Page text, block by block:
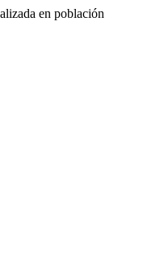
en población